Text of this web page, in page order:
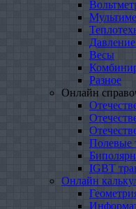
Весы
Разное
Онлайн
Полевые
IGBT
Онлайн